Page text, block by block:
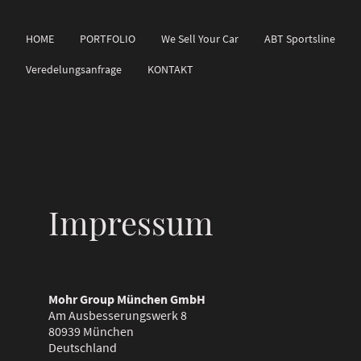
HOME PORTFOLIO We Sell Your Car ABT Sportsline
Veredelungsanfrage KONTAKT
Impressum
Mohr Group München GmbH
Am Ausbesserungswerk 8
80939 München
Deutschland